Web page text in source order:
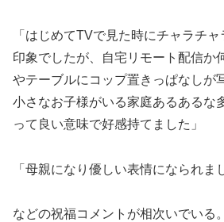
「はじめてTVで見た時にチャラチ
印象でしたが、自宅リモート配信か
やテーブルにコップ置きっぱなしが
小さなお子様がいる家庭あるあるな
って良い意味で好感持てました」
「母親になり優しい表情になられま
などの祝福コメントが相次いでいる。